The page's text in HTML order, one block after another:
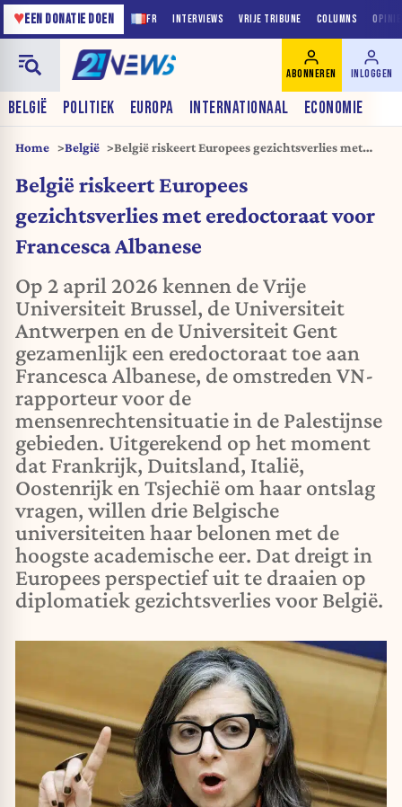
FR INTERVIEWS VRIJE TRIBUNE COLUMNS
♥EEN DONATIE DOEN
BELGIË POLITIEK EUROPA INTERNATIONAAL ECONOMIE
ABONNEREN INLOGGEN
Home België
België riskeert Europees gezichtsverlies met
België riskeert Europees
gezichtsverlies met eredoctoraat voor
Francesca Albanese
Op 2 april 2026 kennen de Vrije
Universiteit Brussel, de Universiteit
Antwerpen en de Universiteit Gent
gezamenlijk een eredoctoraat toe aan
Francesca Albanese, de omstreden VN-
rapporteur voor de
mensenrechtensituatie in de Palestijnse
gebieden. Uitgerekend op het moment
dat Frankrijk, Duitsland, Italië,
Oostenrijk en Tsjechië om haar ontslag
vragen, willen drie Belgische
universiteiten haar belonen met de
hoogste academische eer. Dat dreigt in
Europees perspectief uit te draaien op
diplomatiek gezichtsverlies voor België.